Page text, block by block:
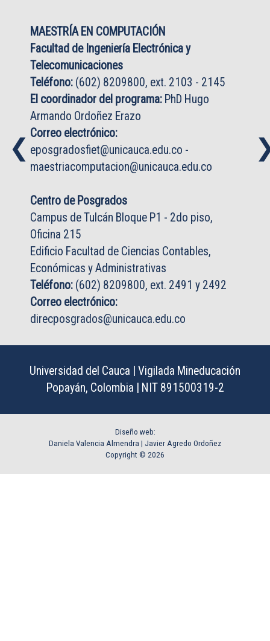
MAESTRÍA EN COMPUTACIÓN
Facultad de Ingeniería Electrónica y
Telecomunicaciones
Teléfono: (602) 8209800, ext. 2103 - 2145
El coordinador del programa: PhD Hugo
Armando Ordoñez Erazo
Correo electrónico:
eposgradosfiet@unicauca.edu.co -
maestriacomputacion@unicauca.edu.co
Centro de Posgrados
Campus de Tulcán Bloque P1 - 2do piso,
Oficina 215
Edificio Facultad de Ciencias Contables,
Económicas y Administrativas
Teléfono: (602) 8209800, ext. 2491 y 2492
Correo electrónico:
direcposgrados@unicauca.edu.co
❮
❮
Universidad del Cauca | Vigilada Mineducación
Popayán, Colombia | NIT 891500319-2
Diseño web:
Daniela Valencia Almendra | Javier Agredo Ordoñez
Copyright © 2026